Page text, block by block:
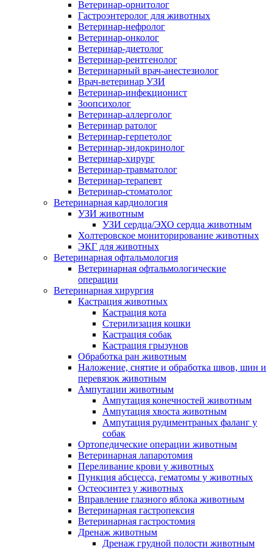
Ветеринар-орнитолог
Гастроэнтеролог для животных
Ветеринар-нефролог
Ветеринар-онколог
Ветеринар-диетолог
Ветеринар-рентгенолог
Ветеринарный врач-анестезиолог
Врач-ветеринар УЗИ
Ветеринар-инфекционист
Зоопсихолог
Ветеринар-аллерголог
Ветеринар ратолог
Ветеринар-герпетолог
Ветеринар-эндокринолог
Ветеринар-хирург
Ветеринар-травматолог
Ветеринар-терапевт
Ветеринар-стоматолог
Ветеринарная кардиология
УЗИ животным
УЗИ сердца/ЭХО сердца животным
Холтеровское мониторирование животных
ЭКГ для животных
Ветеринарная офтальмология
Ветеринарная офтальмологические
операции
Ветеринарная хирургия
Кастрация животных
Кастрация кота
Стерилизация кошки
Кастрация собак
Кастрация грызунов
Обработка ран животным
Наложение, снятие и обработка швов, шин и
перевязок животным
Ампутации животным
Ампутация конечностей животным
Ампутация хвоста животным
Ампутация рудиментраных фаланг у
собак
Ортопедические операции животным
Ветеринарная лапаротомия
Переливание крови у животных
Пункция абсцесса, гематомы у животных
Остеосинтез у животных
Вправление глазного яблока животным
Ветеринарная гастропексия
Ветеринарная гастростомия
Дренаж животным
Дренаж грудной полости животным